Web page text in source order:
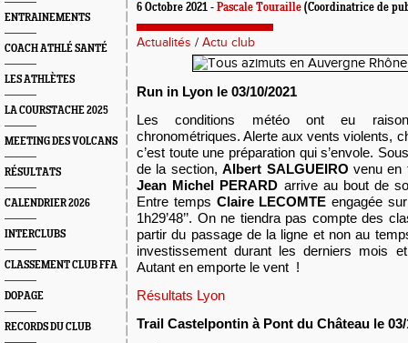
ENTRAINEMENTS
COACH ATHLÉ SANTÉ
LES ATHLÈTES
LA COURSTACHE 2025
MEETING DES VOLCANS
RÉSULTATS
CALENDRIER 2026
INTERCLUBS
CLASSEMENT CLUB FFA
DOPAGE
RECORDS DU CLUB
6 Octobre 2021 - Pascale Touraille (Coordinatrice de
Actualités / Actu club
Run in Lyon le 03/10/2021
Les conditions météo ont eu
chronométriques. Alerte aux vents violents,
c’est toute une préparation qui s’envole.
de la section,Albert SALGUEIRO venu en
Jean Michel PERARD arrive au bout de
Entre temps Claire LECOMTE engagée
1h29’48’’. On ne tiendra pas compte des
partir du passage de la ligne et non au
investissement durant les derniers mois
Autant en emporte le vent !
Résultats Lyon
Trail Castelpontin à Pont du Château le 03/